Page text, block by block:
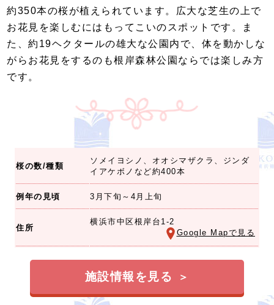
約350本の桜が植えられています。広大な芝生の上で
お花見を楽しむにはもってこいのスポットです。ま
た、約19ヘクタールの雄大な公園内で、体を動かしな
がらお花見をするのも根岸森林公園ならでは楽しみ方
です。
桜の数/種類
ソメイヨシノ、オオシマザクラ、ジンダ
イアケボノなど約400本
例年の見頃 3月下旬～4月上旬
住所
横浜市中区根岸台1-2
Google Mapで見る
施設情報を見る